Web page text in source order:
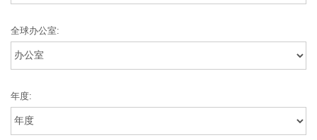
全球办公室:
年度: